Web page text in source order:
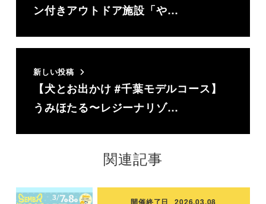
ン付きアウトドア施設「や…
新しい投稿
【犬とお出かけ #千葉モデルコース】
うみほたる〜レジーナリゾ…
関連記事
開催終了日 2026.03.08